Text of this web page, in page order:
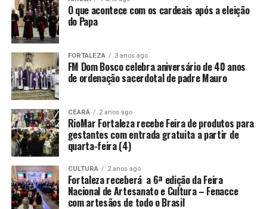
O que acontece com os cardeais após a eleição
do Papa
FORTALEZA 3 anos ago
FM Dom Bosco celebra aniversário de 40 anos
de ordenação sacerdotal de padre Mauro
CEARÁ 2 anos ago
RioMar Fortaleza recebe Feira de produtos para
gestantes com entrada gratuita a partir de
quarta-feira (4)
CULTURA 2 anos ago
Fortaleza receberá a 6ª edição da Feira
Nacional de Artesanato e Cultura – Fenacce
com artesãos de todo o Brasil